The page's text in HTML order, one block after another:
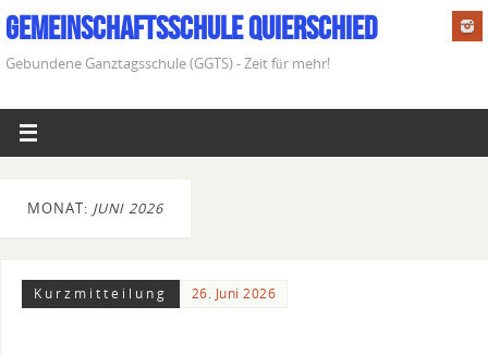
Gemeinschaftsschule Quierschied
Gebundene Ganztagsschule (GGTS) - Zeit für mehr!
MONAT: JUNI 2026
Kurzmitteilung 26. Juni 2026